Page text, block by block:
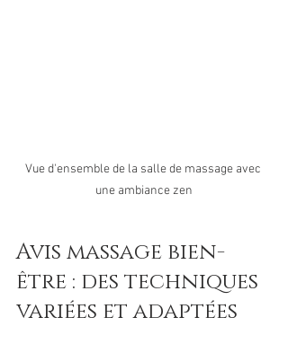
Vue d'ensemble de la salle de massage avec
une ambiance zen
Avis massage bien-
être : des techniques
variées et adaptées